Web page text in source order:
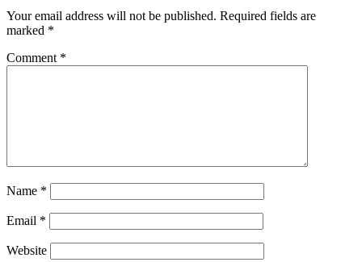
Your email address will not be published. Required fields are
marked *
Comment *
Name *
Email *
Website